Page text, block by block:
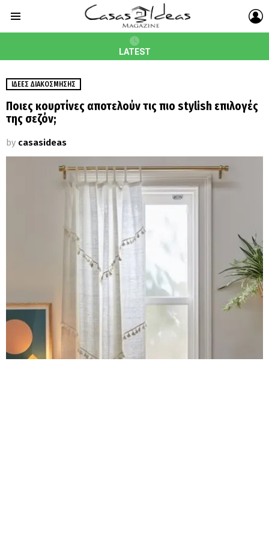
LATEST
ΙΔΈΕΣ ΔΙΑΚΌΣΜΗΣΗΣ
Ποιες κουρτίνες αποτελούν τις πιο stylish επιλογές
της σεζόν;
by casasideas